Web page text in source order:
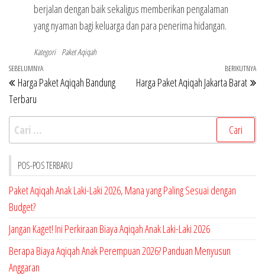
berjalan dengan baik sekaligus memberikan pengalaman
yang nyaman bagi keluarga dan para penerima hidangan.
Kategori Paket Aqiqah
Navigasi
pos
Pos
Sebelumnya
SEBELUMNYA
Harga Paket Aqiqah Bandung
Terbaru
BERIKUTNYA
Harga Paket Aqiqah Jakarta Barat
Cari
untuk:
POS-POS TERBARU
Paket Aqiqah Anak Laki-Laki 2026, Mana yang Paling Sesuai dengan
Budget?
Jangan Kaget! Ini Perkiraan Biaya Aqiqah Anak Laki-Laki 2026
Berapa Biaya Aqiqah Anak Perempuan 2026? Panduan Menyusun
Anggaran